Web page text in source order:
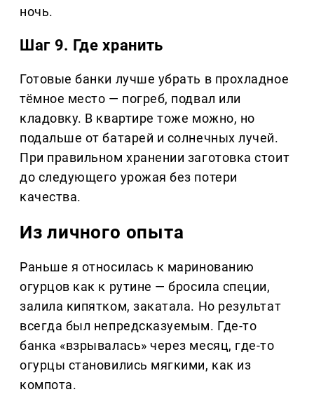
ночь.
Шаг 9. Где хранить
Готовые банки лучше убрать в прохладное
тёмное место — погреб, подвал или
кладовку. В квартире тоже можно, но
подальше от батарей и солнечных лучей.
При правильном хранении заготовка стоит
до следующего урожая без потери
качества.
Из личного опыта
Раньше я относилась к маринованию
огурцов как к рутине — бросила специи,
залила кипятком, закатала. Но результат
всегда был непредсказуемым. Где-то
банка «взрывалась» через месяц, где-то
огурцы становились мягкими, как из
компота.